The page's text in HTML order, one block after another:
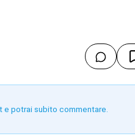
potrai subito commentare.